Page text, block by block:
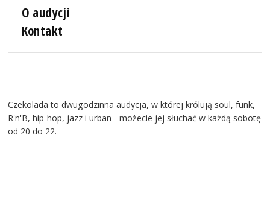
O audycji
Kontakt
Czekolada to dwugodzinna audycja, w której królują soul, funk,
R'n'B, hip-hop, jazz i urban - możecie jej słuchać w każdą sobotę
od 20 do 22.